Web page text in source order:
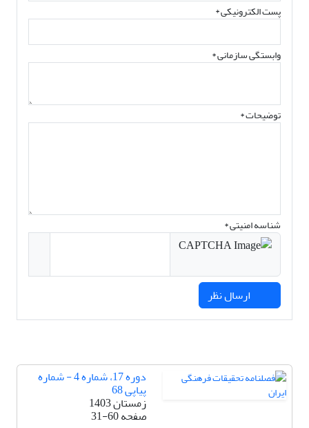
پست الکترونیکی*
وابستگی سازمانی *
توضیحات *
شناسه امنیتی *
دوره 17، شماره 4 - شماره
پیاپی 68
زمستان 1403
صفحه31-60